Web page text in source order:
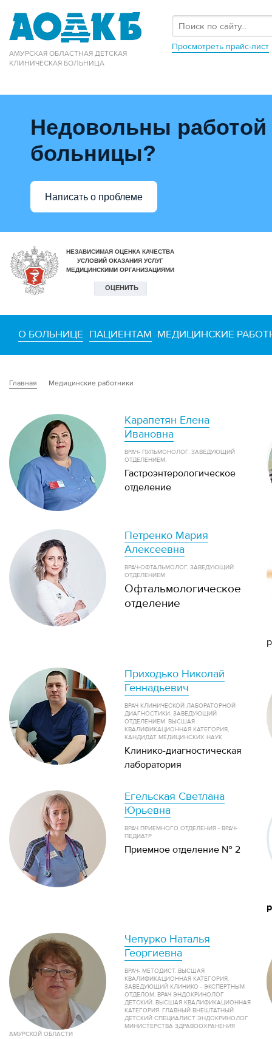
АМУРСКАЯ ОБЛАСТНАЯ ДЕТСКАЯ
КЛИНИЧЕСКАЯ БОЛЬНИЦА
Просмотреть прайс-лист
Недовольны работой
больницы?
Написать о проблеме
О БОЛЬНИЦЕ ПАЦИЕНТАМ МЕДИЦИНСКИЕ
Главная Медицинские работники
Карапетян Елена
Ивановна
ВРАЧ- ПУЛЬМОНОЛОГ. ЗАВЕДУЮЩИЙ
ОТДЕЛЕНИЕМ.
Гастроэнтерологическое
отделение
Петренко Мария
Алексеевна
ВРАЧ-ОФТАЛЬМОЛОГ. ЗАВЕДУЮЩИЙ
ОТДЕЛЕНИЕМ
Офтальмологическое
отделение
Приходько Николай
Геннадьевич
ВРАЧ КЛИНИЧЕСКОЙ ЛАБОРАТОРНОЙ
ДИАГНОСТИКИ. ЗАВЕДУЮЩИЙ
ОТДЕЛЕНИЕМ. ВЫСШАЯ
КВАЛИФИКАЦИОННАЯ КАТЕГОРИЯ,
КАНДИДАТ МЕДИЦИНСКИХ НАУК
Клинико-диагностическая
лаборатория
Егельская Светлана
Юрьевна
ВРАЧ ПРИЕМНОГО ОТДЕЛЕНИЯ - ВРАЧ-
ПЕДИАТР
Приемное отделение № 2
Чепурко Наталья
Георгиевна
ВРАЧ- МЕТОДИСТ. ВЫСШАЯ
КВАЛИФИКАЦИОННАЯ КАТЕГОРИЯ.
ЗАВЕДУЮЩИЙ КЛИНИКО - ЭКСПЕРТНЫМ
ОТДЕЛОМ. ВРАЧ ЭНДОКРИНОЛОГ
ДЕТСКИЙ. ВЫСШАЯ КВАЛИФИКАЦИОННАЯ
КАТЕГОРИЯ. ГЛАВНЫЙ ВНЕШТАТНЫЙ
ДЕТСКИЙ СПЕЦИАЛИСТ ЭНДОКРИНОЛОГ
МИНИСТЕРСТВА ЗДРАВООХРАНЕНИЯ
АМУРСКОЙ ОБЛАСТИ